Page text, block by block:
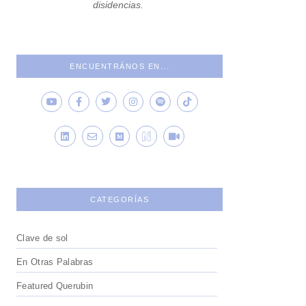
disidencias.
ENCUENTRÁNOS EN...
CATEGORÍAS
Clave de sol
En Otras Palabras
Featured Querubin